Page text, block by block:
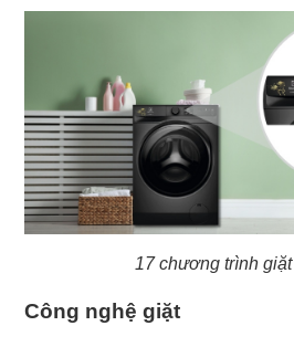
17 chương trình
Công nghệ giặt